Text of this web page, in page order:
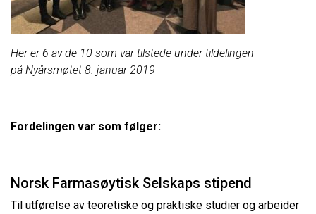
Her er 6 av de 10 som var tilstede under tildelingen
på Nyårsmøtet 8. januar 2019
Fordelingen var som følger:
Norsk Farmasøytisk Selskaps stipend
Til utførelse av teoretiske og praktiske studier og arbeider